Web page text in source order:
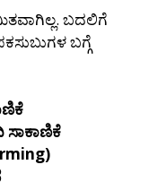
ಬದಲಿಗೆ
ಬಗ್ಗೆ